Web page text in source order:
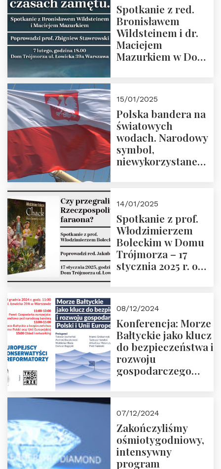
Spotkanie z red.
Bronisławem
Wildsteinem i dr.
Maciejem
Mazurkiem w Domu
Prowadzi prof.
Zbigniew
Stawrowski
15/01/2025
Polska bandera na
światowych
wodach. Narodowy
symbol,
niewykorzystane
14/01/2025
Spotkanie z prof.
Włodzimierzem
Boleckim w Domu
Trójmorza – 17
stycznia 2025 r. o
08/12/2024
Konferencja: Morze
Bałtyckie jako klucz
do bezpieczeństwa i
rozwoju
gospodarczego
ZAPRASZAMY
07/12/2024
Zakończyliśmy
ośmiotygodniowy,
intensywny
program